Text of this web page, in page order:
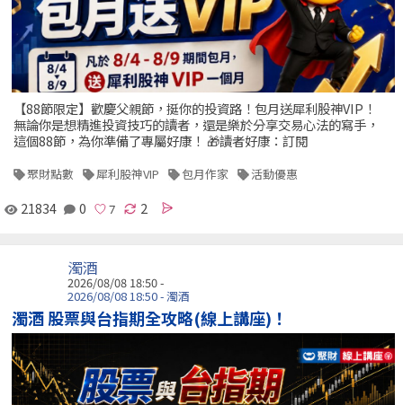
【88節限定】歡慶父親節，挺你的投資路！包月送犀利股神VIP！
無論你是想精進投資技巧的讀者，還是樂於分享交易心法的寫手，
這個88節，為你準備了專屬好康！ 🎁讀者好康：訂閱
聚財點數 犀利股神VIP 包月作家 活動優惠
21834 0 2
濁酒
2026/08/08 18:50 -
2026/08/08 18:50 - 濁酒
濁酒 股票與台指期全攻略(線上講座)！